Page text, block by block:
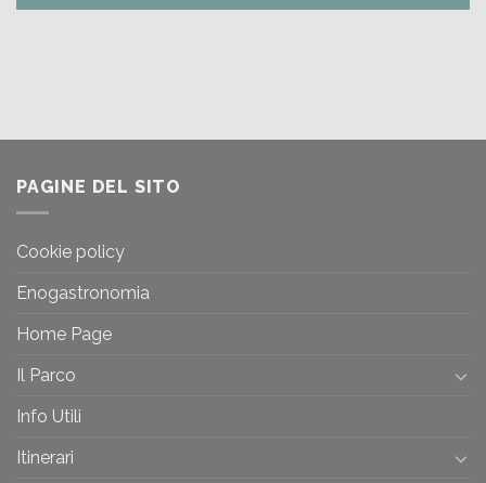
PAGINE DEL SITO
Cookie policy
Enogastronomia
Home Page
Il Parco
Info Utili
Itinerari